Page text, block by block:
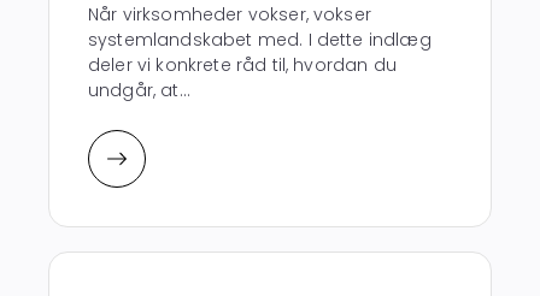
Når virksomheder vokser, vokser
systemlandskabet med. I dette indlæg
deler vi konkrete råd til, hvordan du
undgår, at...